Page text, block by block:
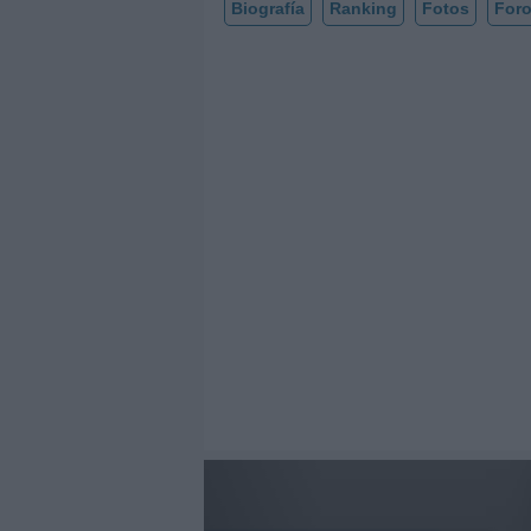
Biografía Ranking Fotos Foro